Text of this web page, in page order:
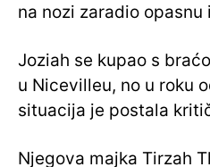
na nozi zaradio opasnu
Joziah se kupao s
u Nicevilleu, no u roku
situacija je postala
Njegova majka Tirzah